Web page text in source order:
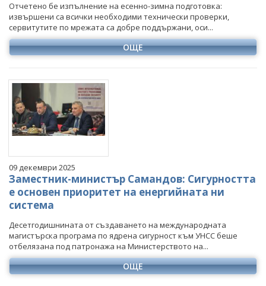
Отчетено бе изпълнение на есенно-зимна подготовка:
извършени са всички необходими технически проверки,
сервитутите по мрежата са добре поддържани, оси...
ОЩЕ
09 декември 2025
Заместник-министър Самандов: Сигурността
е основен приоритет на енергийната ни
система
Десетгодишнината от създаването на международната
магистърска програма по ядрена сигурност към УНСС беше
отбелязана под патронажа на Министерството на...
ОЩЕ